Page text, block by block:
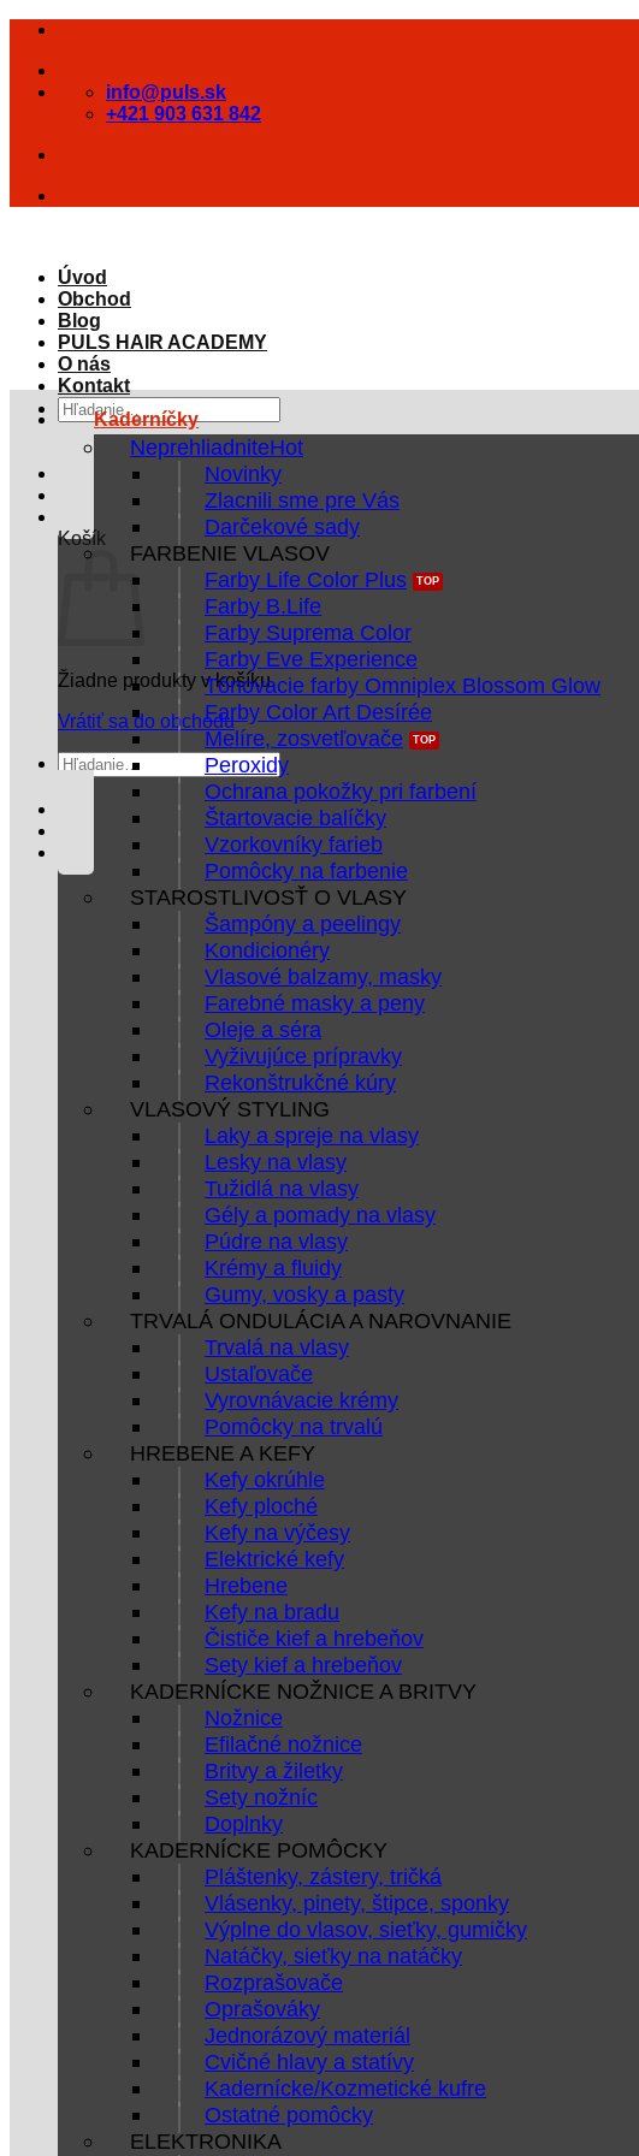
Skip
content
info@puls.sk
+421 903 631 842
Úvod
Obchod
Blog
PULS HAIR ACADEMY
O nás
Kontakt
Hľadať:
Košík
Žiadne produkty v košíku.
Vrátiť sa do obchodu
Hľadať:
Kaderníčky
Neprehliadnite
Novinky
Zlacnili sme pre Vás
Darčekové sady
FARBENIE VLASOV
Farby Life Color Plus
Farby B.Life
Farby Suprema Color
Farby Eve Experience
Tónovacie farby Omniplex Blossom Glow
Farby Color Art Desírée
Melíre, zosvetľovače
Peroxidy
Ochrana pokožky pri farbení
Štartovacie balíčky
Vzorkovníky farieb
Pomôcky na farbenie
STAROSTLIVOSŤ O VLASY
Šampóny a peelingy
Kondicionéry
Vlasové balzamy, masky
Farebné masky a peny
Oleje a séra
Vyživujúce prípravky
Rekonštrukčné kúry
VLASOVÝ STYLING
Laky a spreje na vlasy
Lesky na vlasy
Tužidlá na vlasy
Gély a pomady na vlasy
Púdre na vlasy
Krémy a fluidy
Gumy, vosky a pasty
TRVALÁ ONDULÁCIA A NAROVNANIE
Trvalá na vlasy
Ustaľovače
Vyrovnávacie krémy
Pomôcky na trvalú
HREBENE A KEFY
Kefy okrúhle
Kefy ploché
Kefy na výčesy
Elektrické kefy
Hrebene
Kefy na bradu
Čističe kief a hrebeňov
Sety kief a hrebeňov
KADERNÍCKE NOŽNICE A BRITVY
Nožnice
Efilačné nožnice
Britvy a žiletky
Sety nožníc
Doplnky
KADERNÍCKE POMÔCKY
Pláštenky, zástery, tričká
Vlásenky, pinety, štipce, sponky
Výplne do vlasov, sieťky, gumičky
Natáčky, sieťky na natáčky
Rozprašovače
Oprašováky
Jednorázový materiál
Cvičné hlavy a statívy
Kadernícke/Kozmetické kufre
Ostatné pomôcky
ELEKTRONIKA